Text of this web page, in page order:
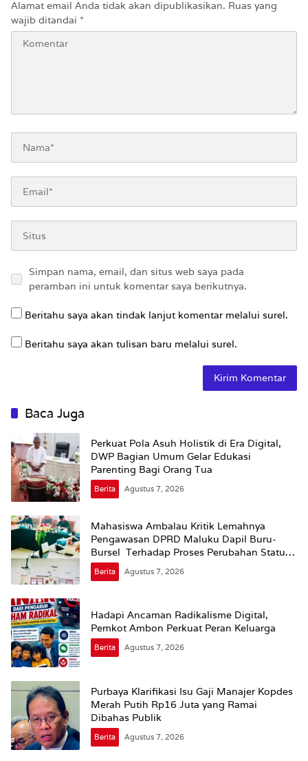
Alamat email Anda tidak akan dipublikasikan. Ruas yang
wajib ditandai *
Simpan nama, email, dan situs web saya pada
peramban ini untuk komentar saya berikutnya.
Beritahu saya akan tindak lanjut komentar melalui surel.
Beritahu saya akan tulisan baru melalui surel.
Baca Juga
Perkuat Pola Asuh Holistik di Era Digital,
DWP Bagian Umum Gelar Edukasi
Parenting Bagi Orang Tua
Berita Agustus 7, 2026
Mahasiswa Ambalau Kritik Lemahnya
Pengawasan DPRD Maluku Dapil Buru-
Bursel Terhadap Proses Perubahan Status
Jalan
Berita Agustus 7, 2026
Hadapi Ancaman Radikalisme Digital,
Pemkot Ambon Perkuat Peran Keluarga
Berita Agustus 7, 2026
Purbaya Klarifikasi Isu Gaji Manajer Kopdes
Merah Putih Rp16 Juta yang Ramai
Dibahas Publik
Berita Agustus 7, 2026